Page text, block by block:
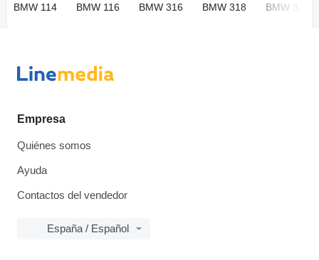
BMW 114 BMW 116 BMW 316 BMW 318 BMW 320
Empresa
Quiénes somos
Ayuda
Contactos del vendedor
España / Español